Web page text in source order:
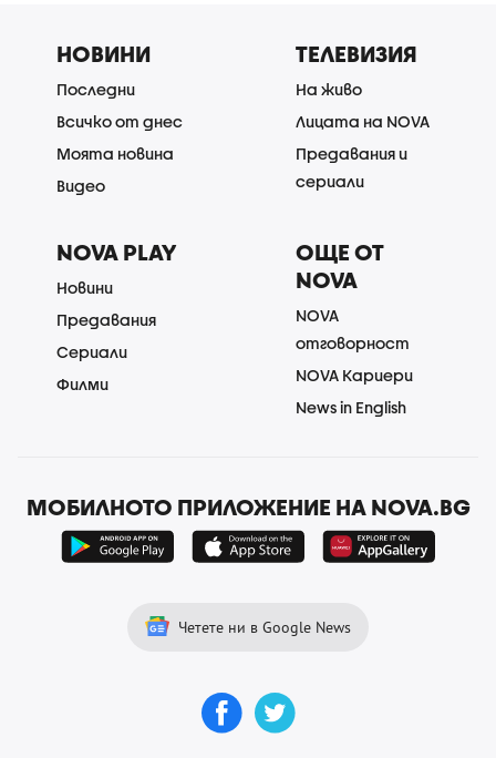
НОВИНИ
Последни
Всичко от днес
Моята новина
Видео
ТЕЛЕВИЗИЯ
На живо
Лицата на NOVA
Предавания и
сериали
NOVA PLAY
Новини
Предавания
Сериали
Филми
ОЩЕ ОТ
NOVA
NOVA
отговорност
NOVA Кариери
News in English
МОБИЛНОТО ПРИЛОЖЕНИЕ НА NOVA.BG
Четете ни в Google News